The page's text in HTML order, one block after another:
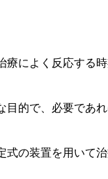
によく反応する
的で、必要であ
の装置を用いて治